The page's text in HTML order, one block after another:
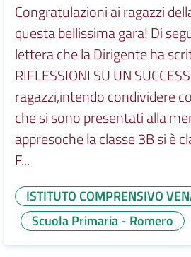
Congratulazioni ai ragazzi
questa bellissima gara! Di
lettera che la Dirigente ha
RIFLESSIONI SU UN
ragazzi,intendo condividere
che si sono presentati alla
appresoche la classe 3B si è
F...
ISTITUTO COMPRENSIVO
Scuola Primaria - Romero